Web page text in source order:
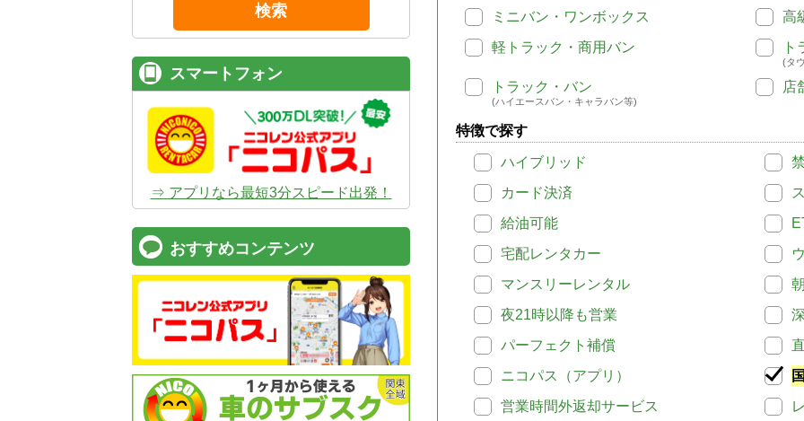
ミニバン・ワンボックス
高
軽トラック・商用バン
ト
(タ
トラック・バン
(ハイエースバン・キャラバン等)
店
特徴で探す
ハイブリッド
カード決済
給油可能
宅配レンタカー
マンスリーレンタル
夜21時以降も営業
パーフェクト補償
ニコパス（アプリ）
営業時間外返却サービス
検索
スマートフォン
⇒ アプリなら最短3分スピード出発！
おすすめコンテンツ